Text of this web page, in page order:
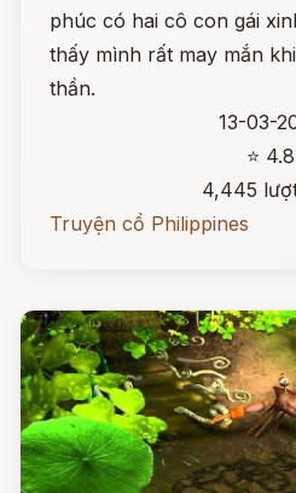
phúc có hai cô con gái
thấy mình rất may mắn
thần.
13-03-
⭐ 4.8
4,445
Truyện cổ Philippines